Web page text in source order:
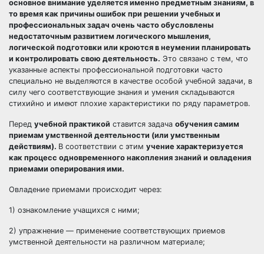
основное внимание уделяется именно предметным знаниям, в
то время как причины ошибок при решении учебных и
профессиональных задач очень часто обусловлены
недостаточным развитием логического мышления,
логической подготовки или кроются в неумении планировать
и контролировать свою деятельность. Это связано с тем, что
указанные аспекты профессиональной подготовки часто
специально не выделяются в качестве особой учебной задачи, в
силу чего соответствующие знания и умения складываются
стихийно и имеют плохие характеристики по ряду параметров.
Перед учебной практикой ставится задача обучения самим
приемам умственной деятельности (или умственным
действиям). В соответствии с этим учение характеризуется
как процесс одновременного накопления знаний и овладения
приемами оперирования ими.
Овладение приемами происходит через:
1) ознакомление учащихся с ними;
2) упражнение — применение соответствующих приемов
умственной деятельности на различном материале;